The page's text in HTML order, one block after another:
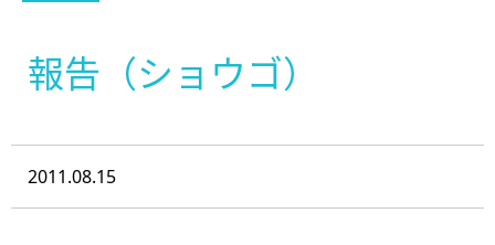
報告（ショウゴ）
2011.08.15